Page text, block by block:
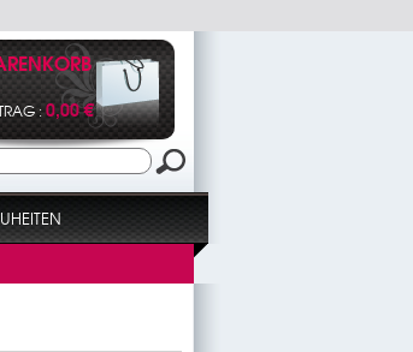
:0,00 €